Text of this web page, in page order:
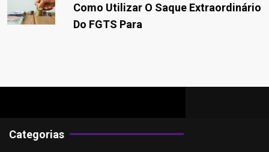
Como Utilizar O Saque Extraordinário
Do FGTS Para
Categorias